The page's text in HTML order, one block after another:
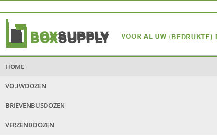
HOME
VOUWDOZEN
BRIEVENBUSDOZEN
VERZENDDOZEN